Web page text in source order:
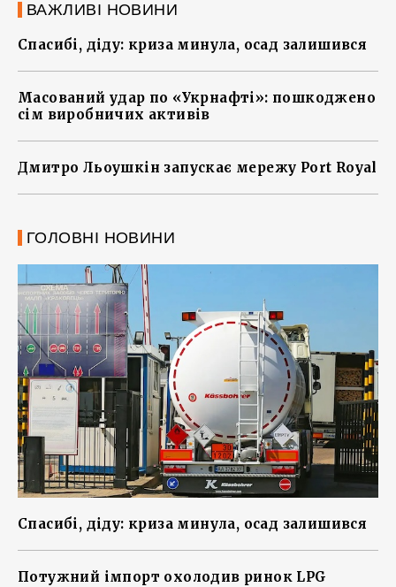
ВАЖЛИВІ НОВИНИ
Спасибі, діду: криза минула, осад залишився
Масований удар по «Укрнафті»: пошкоджено
сім виробничих активів
Дмитро Льоушкін запускає мережу Port Royal
ГОЛОВНІ НОВИНИ
Спасибі, діду: криза минула, осад залишився
Потужний імпорт охолодив ринок LPG